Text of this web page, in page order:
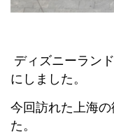
ディズニーラン
にしました。
今回訪れた上海
た。